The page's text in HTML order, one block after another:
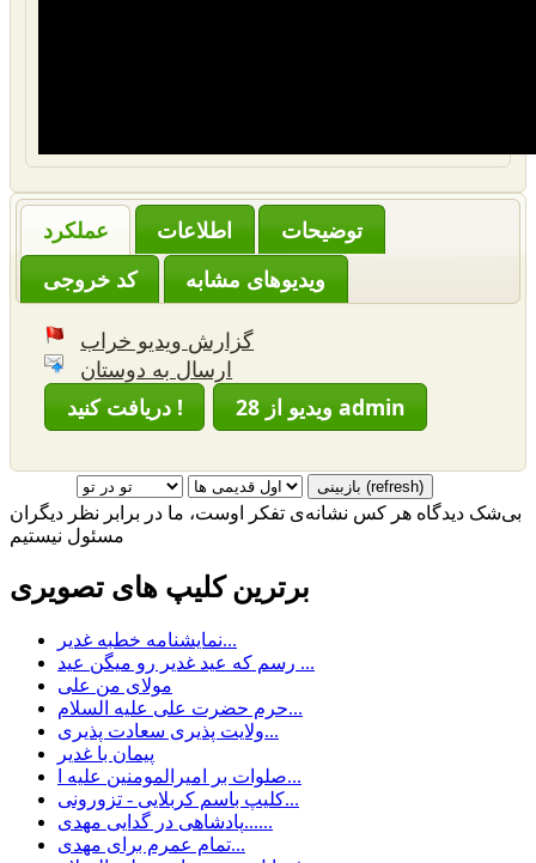
عملکرد
‌توضیحات
کد خروجی‌
ویدیوهای مشابه
گزارش ویدیو خراب
ارسال به دوستان
دریافت کنید !
28 ویدیو از admin
بی‌شک دیدگاه هر کس نشانه‌ی تفکر اوست، ما در برابر نظر دیگران
مسئول نیستیم
برترین کلیپ های تصویری
نمایشنامه خطبه غدیر...
رسم كه عيد غدير رو ميگن عيد ...
مولای من علی
حرم حضرت علی علیه السلام...
ولایت پذیری سعادت پذیری...
پیمان با غدیر
صلوات بر امیرالمومنین علیه ا...
کلیپ باسم کربلایی - تزورونی...
پادشاهی در گدایی مهدی......
تمام عمرم برای مهدی...